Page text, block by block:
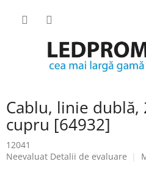
Cablu, linie dublă,
cupru [64932]
12041
Evaluarea
Neevaluat Detalii de evaluare